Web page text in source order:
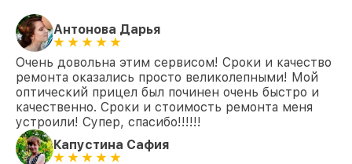
Антонова Дарья
Очень довольна этим сервисом! Сроки и качество
ремонта оказались просто великолепными! Мой
оптический прицел был починен очень быстро и
качественно. Сроки и стоимость ремонта меня
устроили! Супер, спасибо!!!!!!
Капустина Сафия